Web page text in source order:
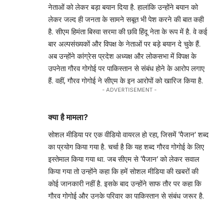
नेताओं को लेकर बड़ा बयान दिया है. हालांकि उन्होंने बयान को
लेकर जल्द ही जनता के सामने सबूत भी पेश करने की बात कही
है. सीएम हिमंता बिस्वा सरमा की छवि हिंदू नेता के रूप में है. वे कई
बार अल्पसंख्यकों और विपक्ष के नेताओं पर बड़े बयान दे चुके हैं.
अब उन्होंने कांग्रेस प्रदेश अध्यक्ष और लोकसभा में विपक्ष के
उपनेता गौरव गोगोई पर पाकिस्तान से संबंध होने के आरोप लगाए
हैं. वहीं, गौरव गोगोई ने सीएम के इन आरोपों को खारिज किया है.
- ADVERTISEMENT -
क्या है मामला?
सोशल मीडिया पर एक वीडियो वायरल हो रहा, जिसमें ‘पैजान’ शब्द
का प्रयोग किया गया है. चर्चा है कि यह शब्द गौरव गोगोई के लिए
इस्तेमाल किया गया था. जब सीएम से ‘पैजान’ को लेकर सवाल
किया गया तो उन्होंने कहा कि हमें सोशल मीडिया की खबरों की
कोई जानकारी नहीं है. इसके बाद उन्होंने साफ तौर पर कहा कि
गौरव गोगोई और उनके परिवार का पाकिस्तान से संबंध जरूर है.